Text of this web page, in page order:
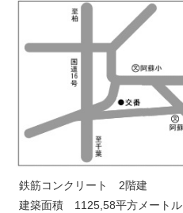
鉄筋コンクリート 2階建
建築面積 1125,58平方メートル